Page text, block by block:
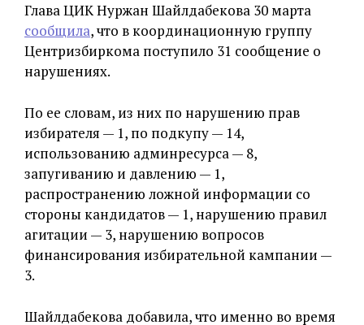
Глава ЦИК Нуржан Шайлдабекова 30 марта
сообщила, что в координационную группу
Центризбиркома поступило 31 сообщение о
нарушениях.
По ее словам, из них по нарушению прав
избирателя — 1, по подкупу — 14,
использованию админресурса — 8,
запугиванию и давлению — 1,
распространению ложной информации со
стороны кандидатов — 1, нарушению правил
агитации — 3, нарушению вопросов
финансирования избирательной кампании —
3.
Шайлдабекова добавила, что именно во время